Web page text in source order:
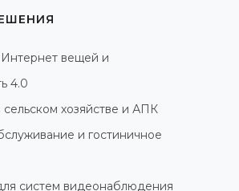
вещей и
4.0
сельском хозяйстве и АПК
и гостиничное
систем видеонаблюдения